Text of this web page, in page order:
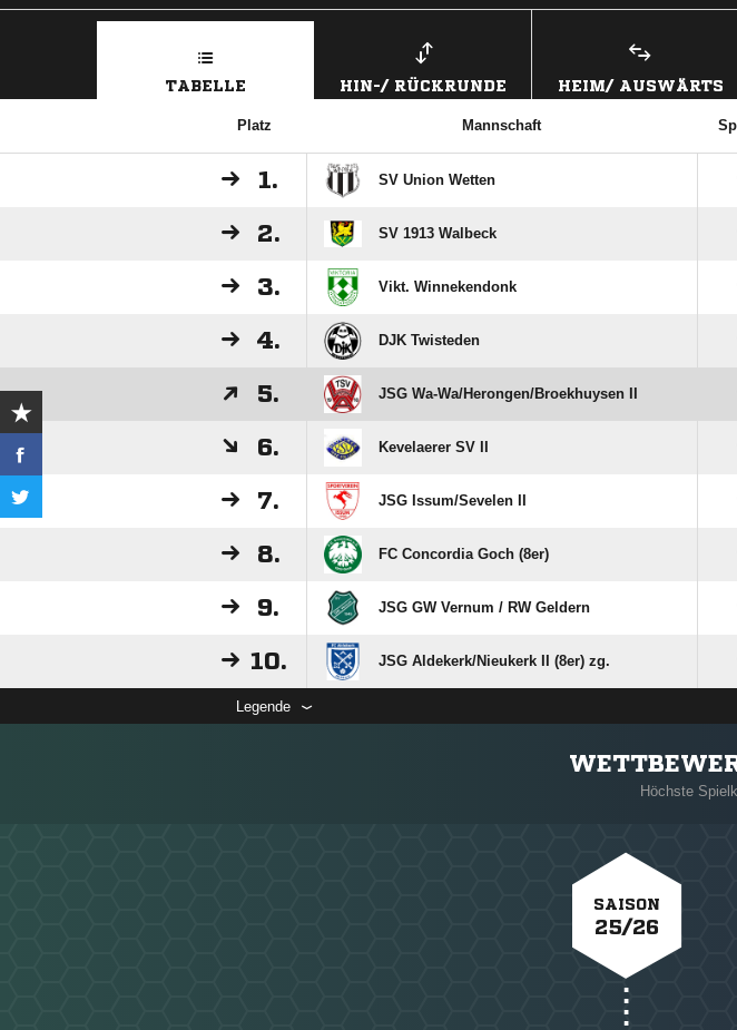
TABELLE HIN-/ RÜCKRUNDE HEIM/ AUSWÄRTS
Platz Mannschaft
1. SV Union Wetten
2. SV 1913 Walbeck
3. Vikt. Winnekendonk
4. DJK Twisteden
5. JSG Wa-Wa/​Herongen/​Broekhuysen II
6. Kevelaerer SV II
7. JSG Issum/​Sevelen II
8. FC Concordia Goch (8er)
9. JSG GW Vernum /​ RW Geldern
10. JSG Aldekerk/​Nieukerk II (8er) zg.
Legende
Höchste
SAISON
25/26